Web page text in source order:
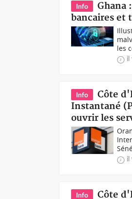
Info
Ghana
bancaires et
les
il
Info
Côte
Instantané
ouvrir les
il
Info
Côte